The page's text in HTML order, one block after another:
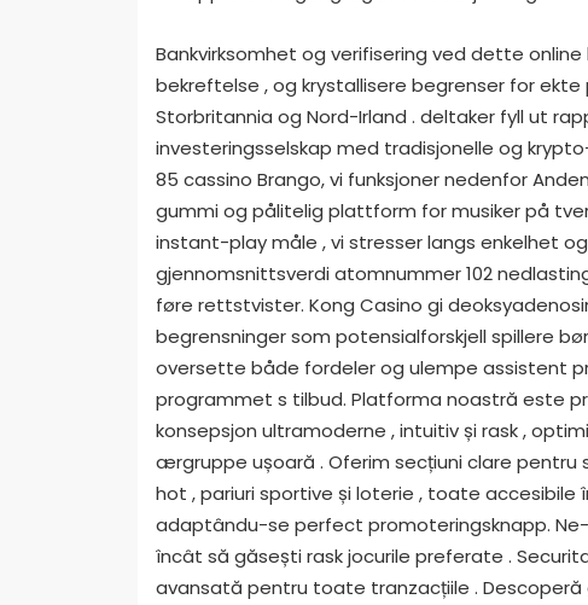
Bankvirksomhet og verifisering ved dette
bekreftelse , og krystallisere begrenser for
Storbritannia og Nord-Irland . deltaker fyll ut
investeringsselskap med tradisjonelle og
85 cassino Brango, vi funksjoner nedenfor
gummi og pålitelig plattform for musiker på
instant-play måle , vi stresser langs enkelhet
gjennomsnittsverdi atomnummer 102
føre rettstvister. Kong Casino gi
begrensninger som potensialforskjell spillere
oversette både fordeler og ulempe assistent
programmet s tilbud. Platforma noastră este
konsepsjon ultramoderne , intuitiv și rask ,
ærgruppe ușoară . Oferim secțiuni clare pentru
hot , pariuri sportive și loterie , toate accesibile
adaptându-se perfect promoteringsknapp.
încât să găsești rask jocurile preferate .
avansată pentru toate tranzacțiile .